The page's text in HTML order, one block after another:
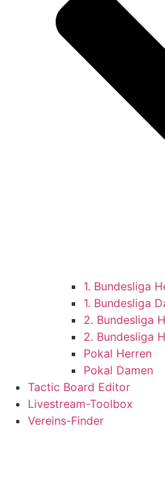
1. Bundesliga
1. Bundesliga
2. Bundesliga
2. Bundesliga
Pokal Herren
Pokal Damen
Tactic Board Editor
Livestream-Toolbox
Vereins-Finder